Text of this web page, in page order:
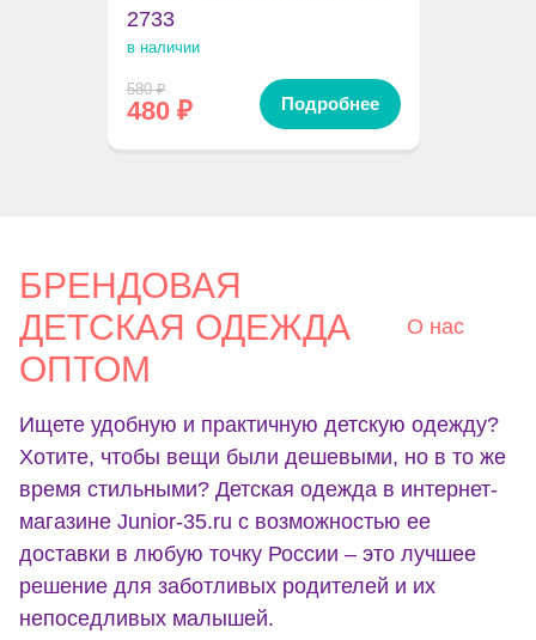
2733
в наличии
580₽
480₽ Подробнее
БРЕНДОВАЯ
ДЕТСКАЯ ОДЕЖДА
ОПТОМ
О нас
Ищете удобную и практичную детскую одежду?
Хотите, чтобы вещи были дешевыми, но в то же
время стильными? Детская одежда в интернет-
магазине Junior-35.ru с возможностью ее
доставки в любую точку России – это лучшее
решение для заботливых родителей и их
непоседливых малышей.